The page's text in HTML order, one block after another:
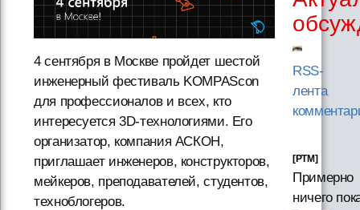
4 сентября в Москве пройдет шестой
инженерный фестиваль KOMPAScon
для профессионалов и всех, кто
интересуется 3D-технологиями. Его
организатор, компания АСКОН,
приглашает инженеров, конструкторов,
мейкеров, преподавателей, студентов,
техноблогеров.
RSS-
лента
[PTM]
Примерно
ничего